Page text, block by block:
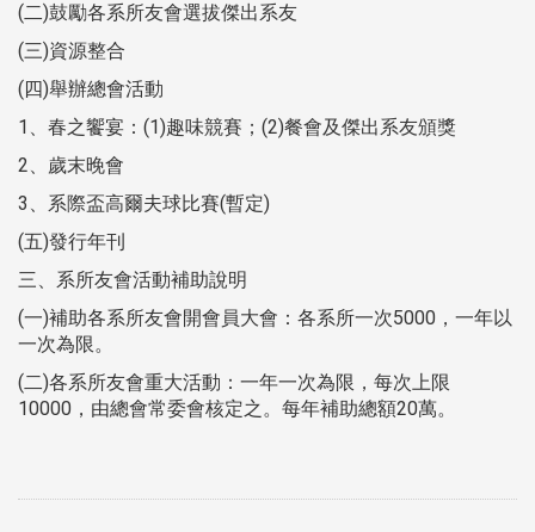
(二)鼓勵各系所友會選拔傑出系友
(三)資源整合
(四)舉辦總會活動
1、春之饗宴：(1)趣味競賽；(2)餐會及傑出系友頒獎
2、歲末晚會
3、系際盃高爾夫球比賽(暫定)
(五)發行年刊
三、系所友會活動補助說明
(一)補助各系所友會開會員大會：各系所一次5000，一年以
一次為限。
(二)各系所友會重大活動：一年一次為限，每次上限
10000，由總會常委會核定之。每年補助總額20萬。